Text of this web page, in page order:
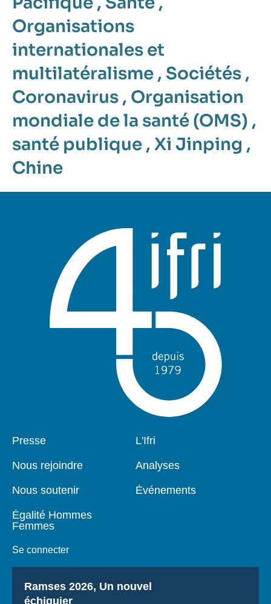
Organisations
internationales et
multilatéralisme , Sociétés ,
Coronavirus , Organisation
mondiale de la santé (OMS) ,
santé publique , Xi Jinping ,
Chine
Pied
Presse
Nous rejoindre
Nous soutenir
Égalité Hommes
Femmes
Se connecter
Navigation
L'Ifri
Analyses
Événements
Titre
Ramses 2026, Un nouvel
échiquier